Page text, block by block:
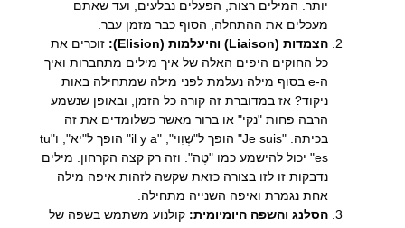
יותר. המילים רצות, הפעלים נבלעים, ועד שאתם
מעכלים את ההתחלה, הסוף כבר מזמן עבר.
הצמדות (Liaison) והיעלמות (Elision):
זוכרים את
כל החוקים היפים האלה של איך מילים מתחברות ואיך
ה-e בסוף מילה נעלמת לפני מילה שמתחילה באות
ניקוד? אז במדוברת זה קורה כל הזמן, ובאופן שנשמע
הרבה פחות "נקי" או ברור מאשר כשלומדים את זה
בכיתה. "Je suis" הופך ל"שְוִוי", "il y a" הופך ל"יא", ו"tu
es" יכול להישמע כמו "טֶה". וזה רק קצה הקרחון. מילים
נדבקות זו לזו בצורה כזאת שקשה לזהות איפה מילה
אחת נגמרת ואיפה השנייה מתחילה.
הסלנג והשפה היומיומית: קולנוע משתמש בשפה של